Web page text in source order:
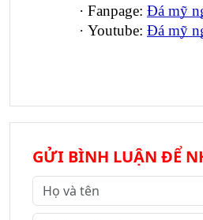
· Fanpage: Đá mỹ
· Youtube: Đá mỹ
GỬI BÌNH LUẬN ĐỂ